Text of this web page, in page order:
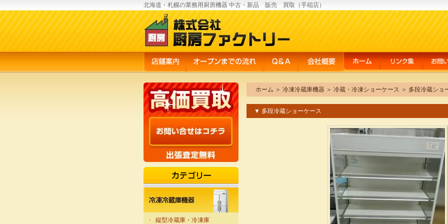
北海道・札幌の業務用厨房機器 中古・新品 販売 買取（手稲店）
・ 縦型冷蔵庫・冷凍庫
ホーム ＞ 冷凍冷蔵庫機器 ＞ 冷蔵・冷凍ショーケース ＞ 多段冷蔵ショ
▼ 多段冷蔵ショーケース